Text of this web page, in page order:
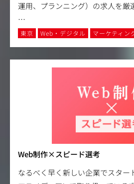
運用、プランニング）の求人を厳
…
東京 Web・デジタル マーケティン
Web制作×スピード選考
なるべく早く新しい企業でスター